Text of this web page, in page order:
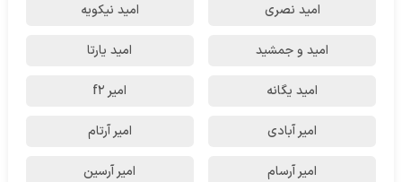
امید نصری امید نیکویه
امید و جمشید امید یارتا
امید یگانه امیر f2
امیر آبادی امیر آرتام
امیر آرسام امیر آرسین